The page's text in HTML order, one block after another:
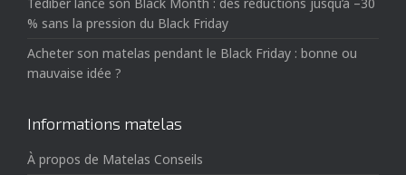
% sans la pression du Black Friday
Acheter son matelas pendant le Black Friday : bonne ou
mauvaise idée ?
Informations matelas
À propos de Matelas Conseils